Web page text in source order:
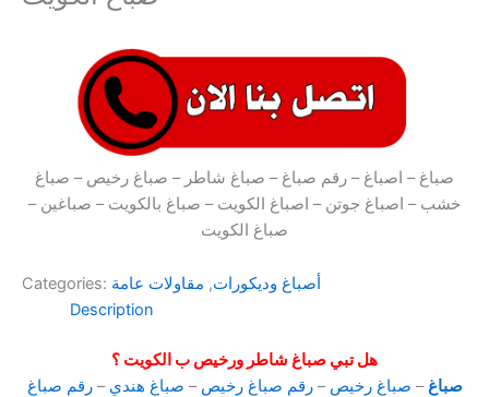
صباغ – اصباغ – رقم صباغ – صباغ شاطر – صباغ رخيص – صباغ
خشب – اصباغ جوتن – اصباغ الكويت – صباغ بالكويت – صباغين –
صباغ الكويت
Categories: أصباغ وديكورات, مقاولات عامة
Description
هل تبي صباغ شاطر ورخيص ب الكويت ؟
صباغ– صباغ رخيص –رقم صباغ رخيص – صباغ هندي –رقم صباغ